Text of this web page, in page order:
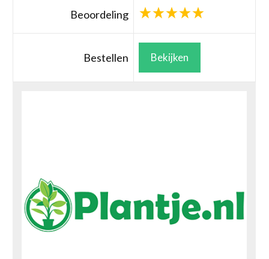
Beoordeling
Bestellen Bekijken